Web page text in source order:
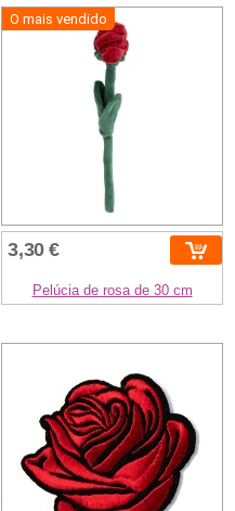
O mais vendido
3,30 €
Pelúcia de rosa de 30 cm